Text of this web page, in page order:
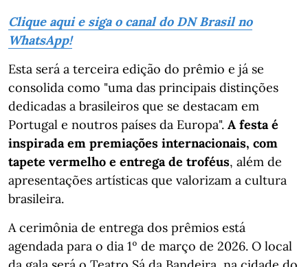
Clique aqui e siga o canal do DN Brasil no
WhatsApp!
Esta será a terceira edição do prêmio e já se
consolida como "uma das principais distinções
dedicadas a brasileiros que se destacam em
Portugal e noutros países da Europa". A festa é
inspirada em premiações internacionais, com
tapete vermelho e entrega de troféus, além de
apresentações artísticas que valorizam a cultura
brasileira.
A cerimônia de entrega dos prêmios está
agendada para o dia 1º de março de 2026. O local